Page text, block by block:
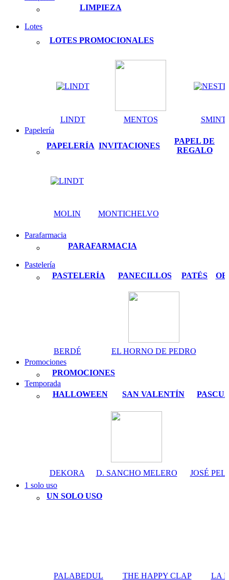
LIMPIEZA
Lotes
LOTES PROMOCIONALES
LINDT MENTOS
SMINT
Papelería
PAPELERÍA INVITACIONES
PAPEL DE
REGALO
MOLIN MONTICHELVO
Parafarmacia
PARAFARMACIA
Pastelería
PASTELERÍA
PANECILLOS PATÉS
BERDÉ
EL HORNO DE PEDRO
Promociones
PROMOCIONES
Temporada
HALLOWEEN
SAN VALENTÍN
DEKORA D. SANCHO MELERO
JOSÉ
1 solo uso
UN SOLO USO
PALABEDUL THE HAPPY CLAP LA